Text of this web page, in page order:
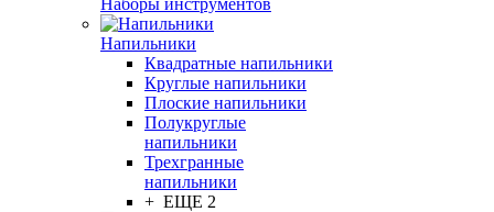
Наборы инструментов
Напильники
Квадратные напильники
Круглые напильники
Плоские напильники
Полукруглые
напильники
Трехгранные
напильники
+ ЕЩЕ 2